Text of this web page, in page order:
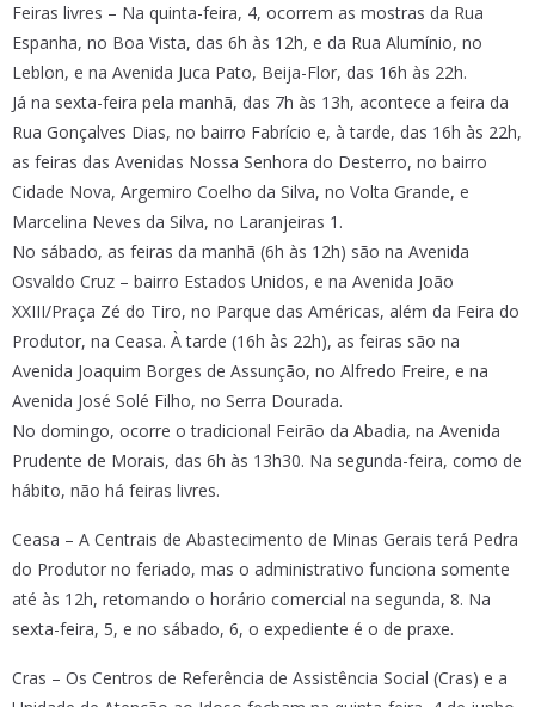
Feiras livres – Na quinta-feira, 4, ocorrem as mostras da Rua
Espanha, no Boa Vista, das 6h às 12h, e da Rua Alumínio, no
Leblon, e na Avenida Juca Pato, Beija-Flor, das 16h às 22h.
Já na sexta-feira pela manhã, das 7h às 13h, acontece a feira da
Rua Gonçalves Dias, no bairro Fabrício e, à tarde, das 16h às 22h,
as feiras das Avenidas Nossa Senhora do Desterro, no bairro
Cidade Nova, Argemiro Coelho da Silva, no Volta Grande, e
Marcelina Neves da Silva, no Laranjeiras 1.
No sábado, as feiras da manhã (6h às 12h) são na Avenida
Osvaldo Cruz – bairro Estados Unidos, e na Avenida João
XXIII/Praça Zé do Tiro, no Parque das Américas, além da Feira do
Produtor, na Ceasa. À tarde (16h às 22h), as feiras são na
Avenida Joaquim Borges de Assunção, no Alfredo Freire, e na
Avenida José Solé Filho, no Serra Dourada.
No domingo, ocorre o tradicional Feirão da Abadia, na Avenida
Prudente de Morais, das 6h às 13h30. Na segunda-feira, como de
hábito, não há feiras livres.
Ceasa – A Centrais de Abastecimento de Minas Gerais terá Pedra
do Produtor no feriado, mas o administrativo funciona somente
até às 12h, retomando o horário comercial na segunda, 8. Na
sexta-feira, 5, e no sábado, 6, o expediente é o de praxe.
Cras – Os Centros de Referência de Assistência Social (Cras) e a